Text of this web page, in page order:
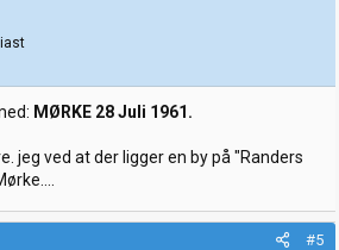
MØRKE 28 Juli 1961.
jeg ved at der ligger en by på "Randers
#5